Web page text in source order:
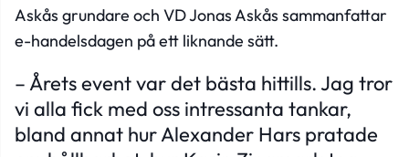
Askås grundare och VD Jonas Askås sammanfattar
e-handelsdagen på ett liknande sätt.
– Årets event var det bästa hittills. Jag tror
vi alla fick med oss intressanta tankar,
bland annat hur Alexander Hars pratade